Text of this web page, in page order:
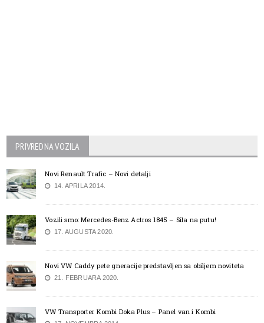
PRIVREDNA VOZILA
Novi Renault Trafic – Novi detalji
14. APRILA 2014.
Vozili smo: Mercedes-Benz Actros 1845 – Sila na putu!
17. AUGUSTA 2020.
Novi VW Caddy pete gneracije predstavljen sa obiljem noviteta
21. FEBRUARA 2020.
VW Transporter Kombi Doka Plus – Panel van i Kombi